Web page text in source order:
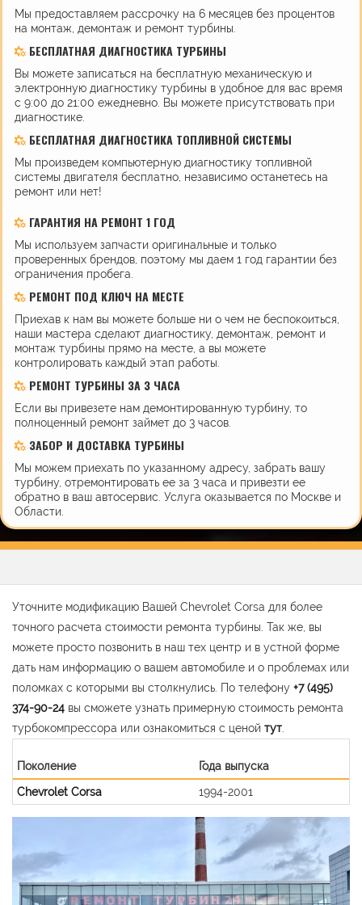
Мы предоставляем рассрочку на 6 месяцев без процентов
на монтаж, демонтаж и ремонт турбины.
БЕСПЛАТНАЯ ДИАГНОСТИКА ТУРБИНЫ
Вы можете записаться на бесплатную механическую и
электронную диагностику турбины в удобное для вас время
с 9:00 до 21:00 ежедневно. Вы можете присутствовать при
диагностике.
БЕСПЛАТНАЯ ДИАГНОСТИКА ТОПЛИВНОЙ СИСТЕМЫ
Мы произведем компьютерную диагностику топливной
системы двигателя бесплатно, независимо останетесь на
ремонт или нет!
ГАРАНТИЯ НА РЕМОНТ 1 ГОД
Мы используем запчасти оригинальные и только
проверенных брендов, поэтому мы даем 1 год гарантии без
ограничения пробега.
РЕМОНТ ПОД КЛЮЧ НА МЕСТЕ
Приехав к нам вы можете больше ни о чем не беспокоиться,
наши мастера сделают диагностику, демонтаж, ремонт и
монтаж турбины прямо на месте, а вы можете
контролировать каждый этап работы.
РЕМОНТ ТУРБИНЫ ЗА 3 ЧАСА
Если вы привезете нам демонтированную турбину, то
полноценный ремонт займет до 3 часов.
ЗАБОР И ДОСТАВКА ТУРБИНЫ
Мы можем приехать по указанному адресу, забрать вашу
турбину, отремонтировать ее за 3 часа и привезти ее
обратно в ваш автосервис. Услуга оказывается по Москве и
Области.
Уточните модификацию Вашей Chevrolet Corsa для более
точного расчета стоимости ремонта турбины. Так же, вы
можете просто позвонить в наш тех центр и в устной форме
дать нам информацию о вашем автомобиле и о проблемах или
поломках с которыми вы столкнулись. По телефону +7 (495)
374-90-24 вы сможете узнать примерную стоимость ремонта
турбокомпрессора или ознакомиться с ценой тут
Поколение
Года выпуска
Chevrolet Corsa
1994-2001